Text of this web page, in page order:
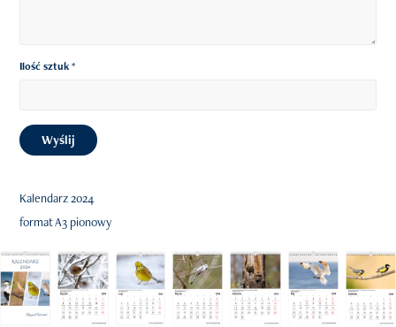
Ilość sztuk *
Wyślij
Kalendarz 2024
format A3 pionowy